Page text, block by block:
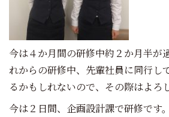
今は４か月間の研修中約２か月半が
れからの研修中、先輩社員に同行し
るかもしれないので、その際はよろ
今は２日間、企画設計課で研修です